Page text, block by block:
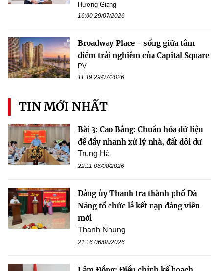
Hương Giang
16:00 29/07/2026
Broadway Place - sống giữa tâm
điểm trải nghiệm của Capital Square
PV
11:19 29/07/2026
TIN MỚI NHẤT
Bài 3: Cao Bằng: Chuẩn hóa dữ liệu
để đẩy nhanh xử lý nhà, đất dôi dư
Trung Hà
22:11 06/08/2026
Đảng ủy Thanh tra thành phố Đà
Nẵng tổ chức lễ kết nạp đảng viên
mới
Thanh Nhung
21:16 06/08/2026